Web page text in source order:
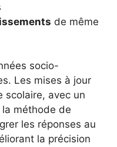
de même
socio-
Les mises à jour
scolaire, avec un
la méthode de
les réponses au
la précision